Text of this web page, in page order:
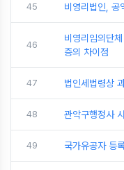
45 비영리법인, 공
46
비영리임의단
증의 차이점
47 법인세법령상
48 관악구행정사
49 국가유공자 등